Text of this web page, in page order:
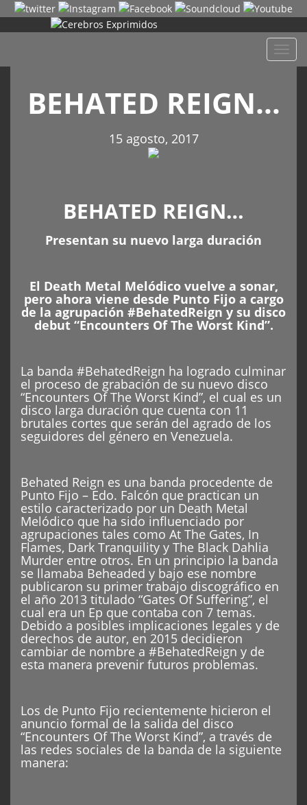
BEHATED REIGN…
15 agosto, 2017
BEHATED REIGN…
Presentan su nuevo larga duración
El Death Metal Melódico vuelve a sonar,
pero ahora viene desde Punto Fijo a cargo
de la agrupación #BehatedReign y su disco
debut “Encounters Of The Worst Kind”.
La banda #BehatedReign ha logrado culminar
el proceso de grabación de su nuevo disco
“Encounters Of The Worst Kind”, el cual es un
disco larga duración que cuenta con 11
brutales cortes que serán del agrado de los
seguidores del género en Venezuela.
Behated Reign es una banda procedente de
Punto Fijo – Edo. Falcón que practican un
estilo caracterizado por un Death Metal
Melódico que ha sido influenciado por
agrupaciones tales como At The Gates, In
Flames, Dark Tranquility y The Black Dahlia
Murder entre otros. En un principio la banda
se llamaba Beheaded y bajo ese nombre
publicaron su primer trabajo discográfico en
el año 2013 titulado “Gates Of Suffering”, el
cual era un Ep que contaba con 7 temas.
Debido a posibles implicaciones legales y de
derechos de autor, en 2015 decidieron
cambiar de nombre a #BehatedReign y de
esta manera prevenir futuros problemas.
Los de Punto Fijo recientemente hicieron el
anuncio formal de la salida del disco
“Encounters Of The Worst Kind”, a través de
las redes sociales de la banda de la siguiente
manera: